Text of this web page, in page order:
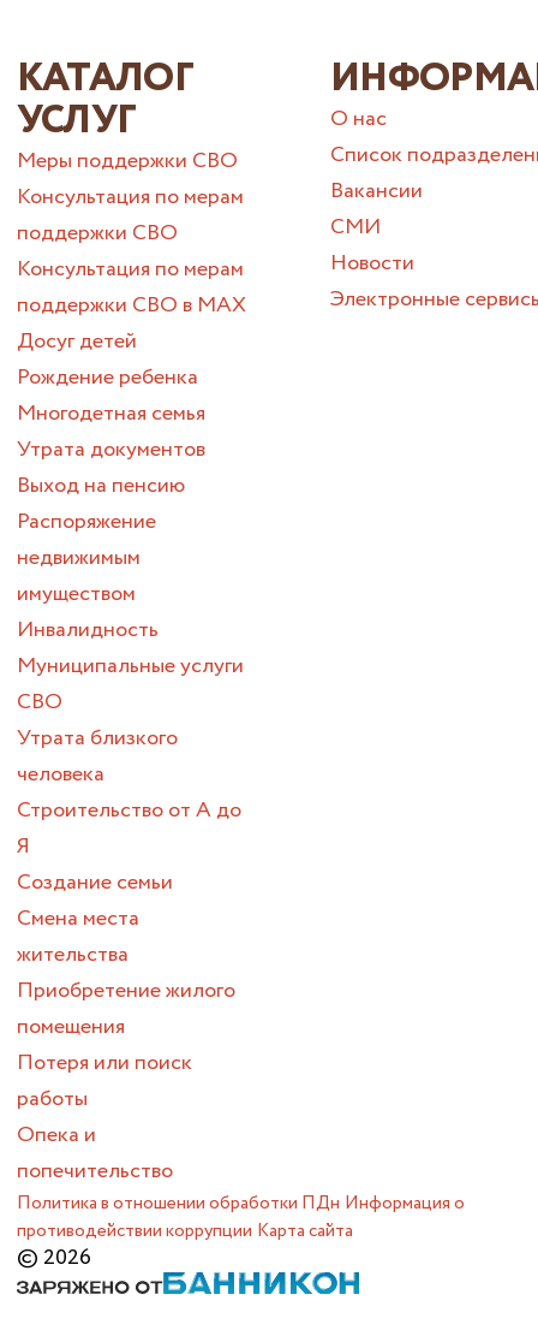
КАТАЛОГ
УСЛУГ
Меры поддержки СВО
Консультация по мерам
поддержки СВО
Консультация по мерам
поддержки СВО в МАХ
Досуг детей
Рождение ребенка
Многодетная семья
Утрата документов
Выход на пенсию
Распоряжение
недвижимым
имуществом
Инвалидность
Муниципальные услуги
СВО
Утрата близкого
человека
Строительство от А до
Я
Создание семьи
Смена места
жительства
Приобретение жилого
помещения
Потеря или поиск
работы
Опека и
попечительство
О нас
Список
Вакансии
СМИ
Новости
Электронные
Политика в отношении обработки ПДн Информация о
противодействии коррупции Карта сайта
© 2026